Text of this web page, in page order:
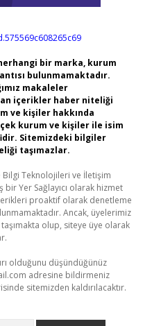
bir marka, kurum
bulunmamaktadır.
makaleler
içerikler haber niteliği
ve kişiler hakkında
kurum ve kişiler ile isim
Sitemizdeki bilgiler
taşımazlar.
Bilgi Teknolojileri ve İletişim
bir Yer Sağlayıcı olarak hizmet
proaktif olarak denetleme
Ancak, üyelerimiz
olup, siteye üye olarak
olduğunu düşündüğünüz
adresine bildirmeniz
sitemizden kaldırılacaktır.